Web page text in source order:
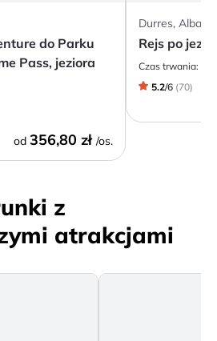
do Parku
Pass, jeziora
od 356,80 zł /os.
Durres, Albania
Rejs po
Czas trwania:
5.2/6 (70)
z
atrakcjami